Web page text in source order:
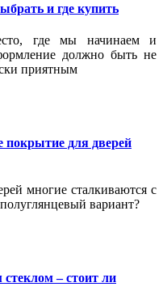
и где купить
где мы начинаем и
должно быть не
приятным
покрытие для дверей
многие сталкиваются с
вариант?
– стоит ли